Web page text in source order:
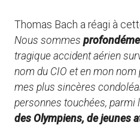
Thomas Bach a réagi à
Nous sommes
tragique accident aérien
nom du CIO et en mon
mes plus sincères
personnes touchées, parmi
des Olympiens, de jeunes